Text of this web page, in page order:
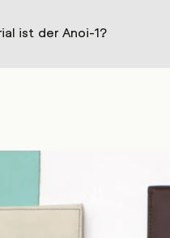
ist der Anoi-1?